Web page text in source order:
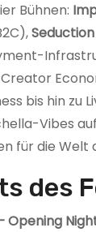
Bühnen:
bis hin zu
Vibes
für die Welt
des
Opening